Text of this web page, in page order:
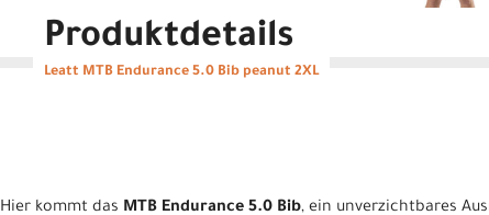
Produktdetails
Leatt MTB Endurance 5.0 Bib peanut 2XL
Hier kommt das MTB Endurance 5.0 Bib, ein unverzichtbares